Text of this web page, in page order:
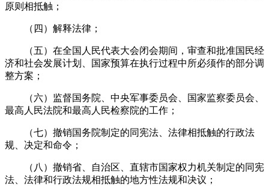
原则相抵触；
（四）解释法律；
（五）在全国人民代表大会闭会期间，审查和批准国民经
济和社会发展计划、国家预算在执行过程中所必须作的部分调
整方案；
（六）监督国务院、中央军事委员会、国家监察委员会、
最高人民法院和最高人民检察院的工作；
（七）撤销国务院制定的同宪法、法律相抵触的行政法
规、决定和命令；
（八）撤销省、自治区、直辖市国家权力机关制定的同宪
法、法律和行政法规相抵触的地方性法规和决议；